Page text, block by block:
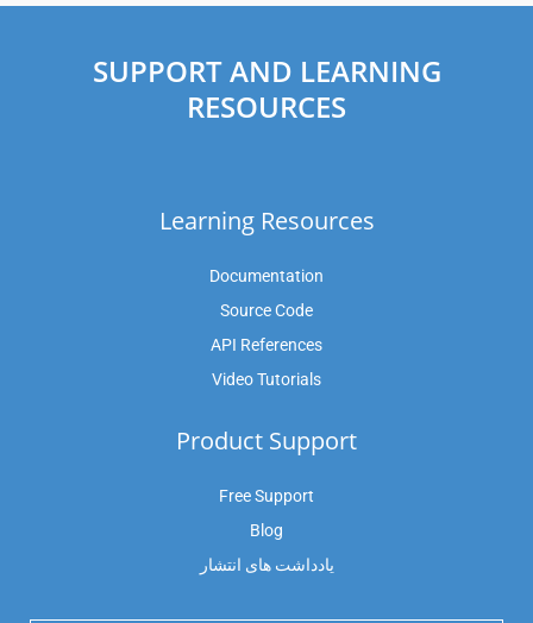
SUPPORT AND LEARNING
RESOURCES
Learning Resources
Documentation
Source Code
API References
Video Tutorials
Product Support
Free Support
Blog
یادداشت های انتشار